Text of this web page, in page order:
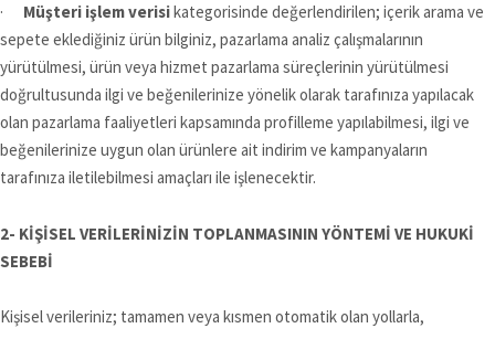
· Müşteri işlem verisikategorisinde değerlendirilen; içerik arama ve
sepete eklediğiniz ürün bilginiz, pazarlama analiz çalışmalarının
yürütülmesi, ürün veya hizmet pazarlama süreçlerinin yürütülmesi
doğrultusunda ilgi ve beğenilerinize yönelik olarak tarafınıza yapılacak
olan pazarlama faaliyetleri kapsamında profilleme yapılabilmesi, ilgi ve
beğenilerinize uygun olan ürünlere ait indirim ve kampanyaların
tarafınıza iletilebilmesi amaçları ile işlenecektir.
2- KİŞİSEL VERİLERİNİZİN TOPLANMASININ YÖNTEMİ VE HUKUKİ
SEBEBİ
Kişisel verileriniz; tamamen veya kısmen otomatik olan yollarla,